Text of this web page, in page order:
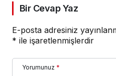
Bir Cevap Yaz
E-posta adresiniz
* ile işaretlenmişlerdir
Yorumunuz *